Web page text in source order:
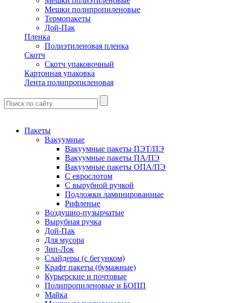
Мешки полипропиленовые
Термопакеты
Дой-Пак
Пленка
Полиэтиленовая пленка
Скотч
Скотч упаковочный
Картонная упаковка
Лента полипропиленовая
Пакеты
Вакуумные
Вакуумные пакеты ПЭТ/ПЭ
Вакуумные пакеты ПА/ПЭ
Вакуумные пакеты ОПА/ПЭ
С еврослотом
С вырубной ручкой
Подложки ламинированные
Рифленые
Воздушно-пузырчатые
Вырубная ручка
Дой-Пак
Для мусора
Зип-Лок
Слайдеры (с бегунком)
Крафт пакеты (бумажные)
Курьерские и почтовые
Полипропиленовые и БОПП
Майка